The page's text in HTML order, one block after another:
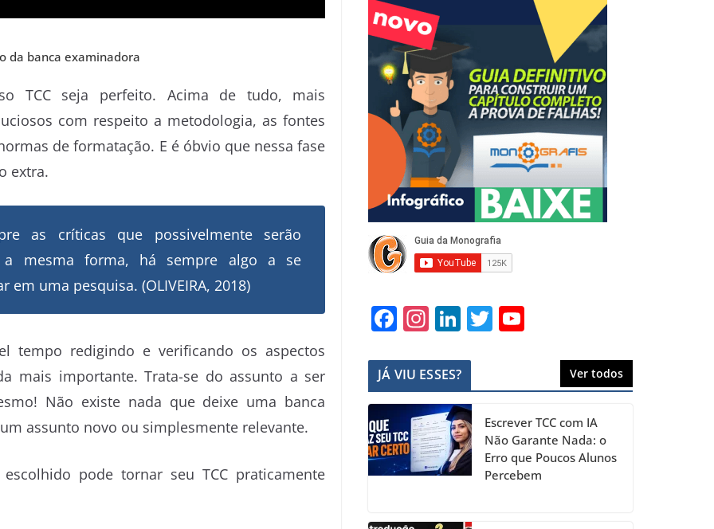
da banca examinadora
TCC seja perfeito. Acima de tudo, mais
com respeito a metodologia, as fontes
de formatação. E é óbvio que nessa fase
extra.
as críticas que possivelmente serão
mesma forma, há sempre algo a se
uma pesquisa. (OLIVEIRA, 2018)
tempo redigindo e verificando os aspectos
mais importante. Trata-se do assunto a ser
Não existe nada que deixe uma banca
assunto novo ou simplesmente relevante.
pode tornar seu TCC praticamente
F
c
e
b
o
o
In
a
gr
a
m
Li
k
e
dI
n
T
er T
u
b
e
JÁ VIU ESSES? Ver todos
Escrever TCC com IA
Não Garante Nada: o
Erro que Poucos Alunos
Percebem